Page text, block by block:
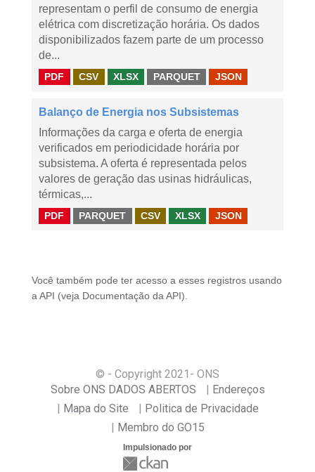
representam o perfil de consumo de energia
elétrica com discretização horária. Os dados
disponibilizados fazem parte de um processo
de...
PDF CSV XLSX PARQUET JSON
Balanço de Energia nos Subsistemas
Informações da carga e oferta de energia
verificados em periodicidade horária por
subsistema. A oferta é representada pelos
valores de geração das usinas hidráulicas,
térmicas,...
PDF PARQUET CSV XLSX JSON
Você também pode ter acesso a esses registros usando
a API (veja Documentação da API ).
© - Copyright 2021 - ONS
Sobre ONS DADOS ABERTOS
Endereços
Mapa do Site
Politica de Privacidade
Membro do GO15
Impulsionado por